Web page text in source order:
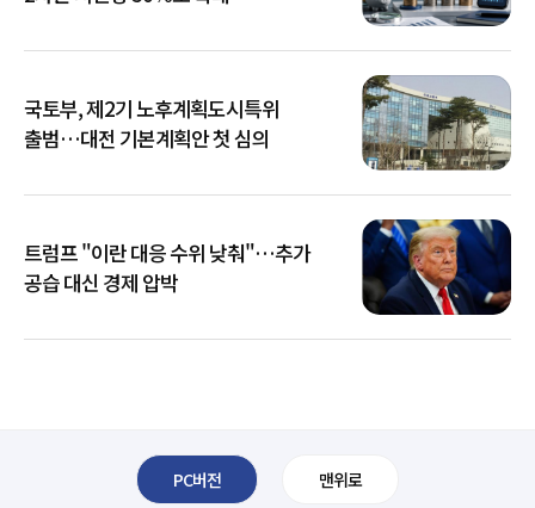
국토부, 제2기 노후계획도시특위
출범…대전 기본계획안 첫 심의
트럼프 "이란 대응 수위 낮춰"…추가
공습 대신 경제 압박
PC버전 맨위로